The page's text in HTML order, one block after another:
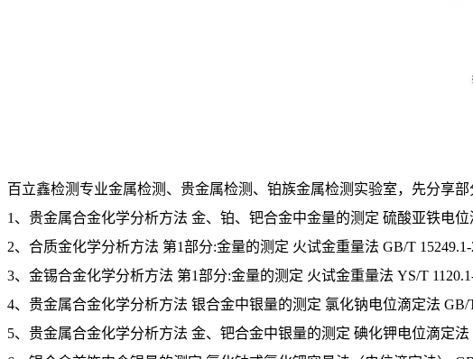
百立鑫检测专业金属检测、贵金属检测、铂族金属检测实验室，先分享
1、贵金属合金化学分析方法 金、铂、钯合金中金量的测定 硫酸亚铁电位
2、合质金化学分析方法 第1部分:金量的测定 火试金重量法 GB/T 15249.1-
3、金锡合金化学分析方法 第1部分:金量的测定 火试金重量法 YS/T
4、贵金属合金化学分析方法 银合金中银量的测定 氯化钠电位滴定法 GB/
5、贵金属合金化学分析方法 金、钯合金中银量的测定 碘化钾电位滴定法